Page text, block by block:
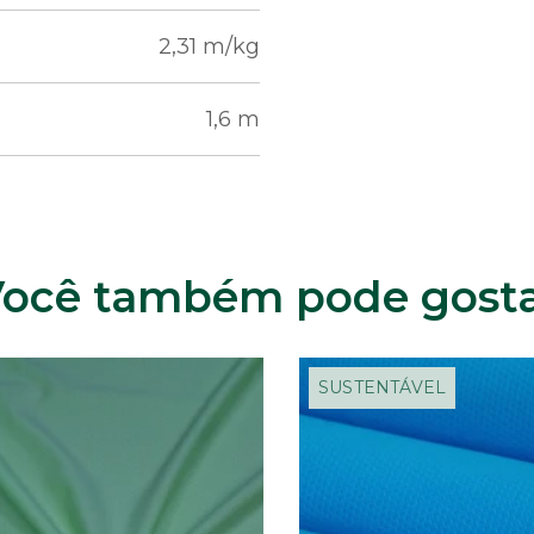
2,31 m/kg
1,6 m
também pode
SUSTENTÁVEL